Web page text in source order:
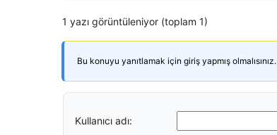
1 yazı görüntüleniyor (toplam 1)
Bu konuyu yanıtlamak için giriş yapmış olmalısınız.
Kullanıcı adı: